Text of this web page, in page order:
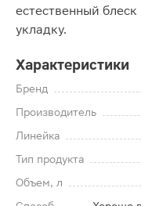
естественный
укладку.
Характеристики
Бренд
Производитель
Линейка
Тип продукта
Объем, л